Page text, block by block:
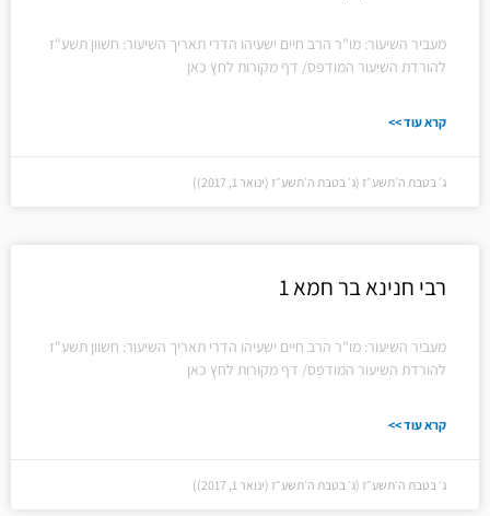
מעביר השיעור: מו"ר הרב חיים ישעיהו הדרי תאריך השיעור: חשוון תשע"ז
להורדת השיעור המודפס/ דף מקורות לחץ כאן
קרא עוד >>
ג׳ בטבת ה׳תשע״ז (ג׳ בטבת ה׳תשע״ז (ינואר 1, 2017))
רבי חנינא בר חמא 1
מעביר השיעור: מו"ר הרב חיים ישעיהו הדרי תאריך השיעור: חשוון תשע"ז
להורדת השיעור המודפס/ דף מקורות לחץ כאן
קרא עוד >>
ג׳ בטבת ה׳תשע״ז (ג׳ בטבת ה׳תשע״ז (ינואר 1, 2017))